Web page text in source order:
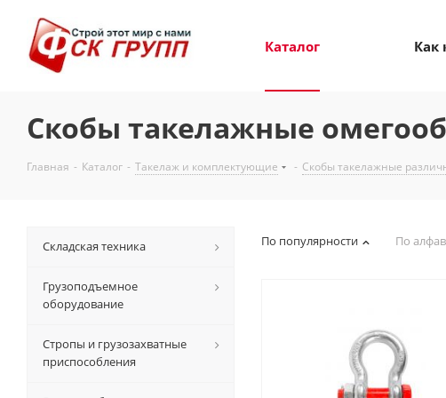
Каталог Как
Скобы такелажные
Главная - Каталог - Такелаж и комплектующие - Скобы такелажные
По популярности По
Складская техника
Грузоподъемное
оборудование
Стропы и грузозахватные
приспособления